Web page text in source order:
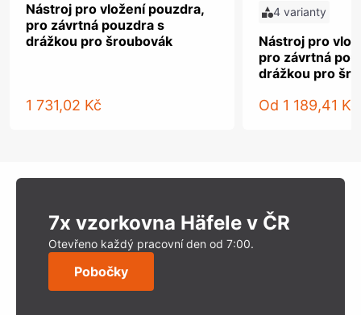
Nástroj pro vložení pouzdra,
pro závrtná pouzdra s
drážkou pro šroubovák
1 731,02 Kč
4 varianty
Nástroj pro
pro závrtná
drážkou pro
Od 1 189,41 Kč
7x vzorkovna Häfele v ČR
Otevřeno každý pracovní den od 7:00.
Pobočky